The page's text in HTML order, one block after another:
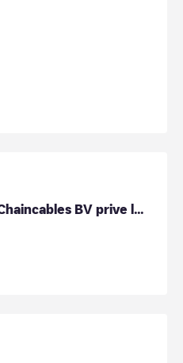
Schmitt Anchors and Chaincables BV prive laders